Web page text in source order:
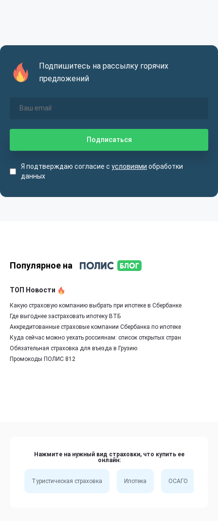
Подпишитесь на рассылку горячих
предложений
Я подтверждаю согласие с условиями обработки
данных
Популярное на
ТОП Новости
Какую страховую компанию выбрать при ипотеке в Сбербанке
Где выгоднее застраховать ипотеку ВТБ
Аккредитованные страховые компании Сбербанка по ипотеке
Куда сейчас можно уехать россиянам: список открытых стран
Обязательная страховка для въезда в Грузию
Промокоды ПОЛИС 812
Нажмите на нужный вид страховки, что купить ее
онлайн:
Туристическая страховка Ипотека ОСАГО